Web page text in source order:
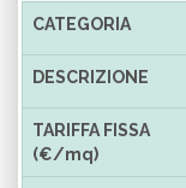
CATEGORIA
DESCRIZIONE
TARIFFA FISSA
(€/mq)